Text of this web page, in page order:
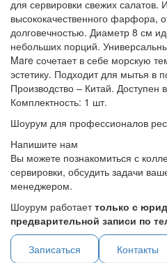
для сервировки свежих салатов.
высококачественного фарфора,
долговечностью. Диаметр 8 см
небольших порций.
Mare сочетает в себе морскую
эстетику. Подходит для мытья в
Производство – Китай. Доступен
Комплектность: 1 шт.
Шоурум для профессионалов
Напишите нам
Вы можете познакомиться с
сервировки, обсудить задачи
менеджером.
Шоурум работаеттолько с
предварительной записи по
Записаться
Контакты